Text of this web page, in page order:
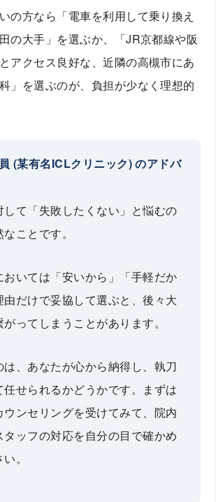
の方なら「電車を利用して乗り換え
の大手」を選ぶか、「JR京都線や阪
アクセス良好な、近隣の高槻市にあ
」を選ぶのが、負担が少なく理想的
(某有名ICLクリニック) のアドバ
して「失敗したくない」と悩むの
ことです。
おいては「安いから」「手軽だか
由だけで妥協して選ぶと、後々大
ってしまうことがあります。
、あなたが心から納得し、執刀
任せられるかどうかです。まずは
ンセリングを受けてみて、院内
ッフの対応を自分の目で確かめ
。